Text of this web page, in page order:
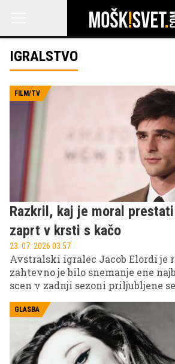
IGRALSTVO
FILM/TV
Razkril, kaj je moral
zaprt v krsti s kačo
23. 07. 2026 03.57
Avstralski igralec Jacob Elordi je
zahtevno je bilo snemanje ene
scen v zadnji sezoni priljubljene
Jacobsa je moral kar dva dni
skupaj z živo kačo.
GLASBA